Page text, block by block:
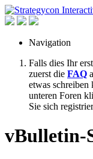
Navigation
Falls dies Ihr
zuerst die FAQ
etwas
unteren Foren
Sie sich
vBulletin-